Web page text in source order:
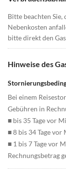
Bitte beachten Sie,
Nebenkosten
bitte direkt den
Hinweise des
Bei einem
Gebühren in
■ bis 35 Tage vor
■ 8 bis 34 Tage
■ 1 bis 7 Tage vor
Rechnungsbetrag